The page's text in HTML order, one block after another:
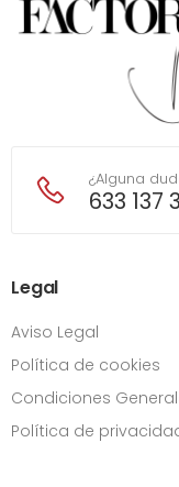
¿Alguna
633 137
Legal
Aviso Legal
Política de cookies
Condiciones
Política de